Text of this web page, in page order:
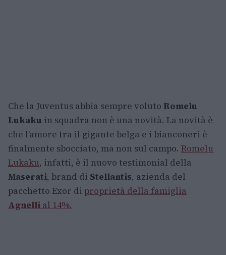
Che la Juventus abbia sempre voluto Romelu
Lukaku in squadra non è una novità. La novità è
che l’amore tra il gigante belga e i bianconeri è
finalmente sbocciato, ma non sul campo. Romelu
Lukaku, infatti, è il nuovo testimonial della
Maserati, brand di Stellantis, azienda del
pacchetto Exor di proprietà della famiglia
Agnelli al 14%.